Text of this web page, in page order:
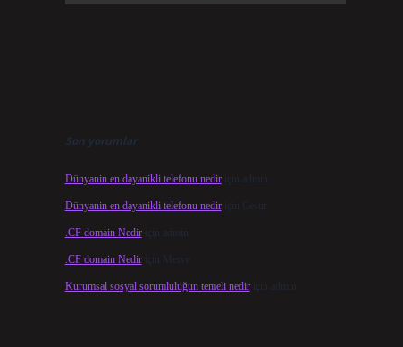
Son yorumlar
Dünyanin en dayanikli telefonu nediriçin admin
Dünyanin en dayanikli telefonu nediriçin Cesur
.CF domain Nediriçin admin
.CF domain Nediriçin Merve
Kurumsal sosyal sorumluluğun temeli nediriçin admin